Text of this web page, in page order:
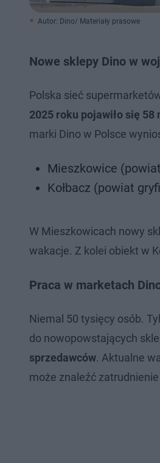
Autor: Dino/ Materiały prasowe
Nowe sklepy Dino w
Polska sieć
2025 roku pojawiło się 58
marki Dino w Polsce
Mieszkowice
Kołbacz (powiat
W Mieszkowicach nowy
wakacje. Z kolei obiekt w
Praca w marketach
Niemal 50 tysięcy osób.
do nowopowstających
sprzedawców. Aktualne
może znaleźć